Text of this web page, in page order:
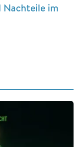
Nachteile im